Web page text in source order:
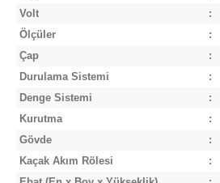
Volt
:
Ölçüler
:
Çap
:
Durulama Sistemi
:
Denge Sistemi
:
Kurutma
:
Gövde
:
Kaçak Akım Rölesi
: